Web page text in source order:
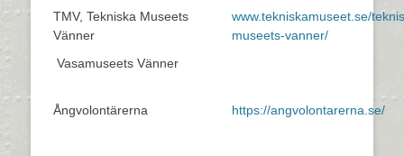
TMV, Tekniska Museets
Vänner
www.tekniskamuseet.se/
museets-vanner/
Vasamuseets Vänner
Ångvolontärerna https://angvolontarerna.se/